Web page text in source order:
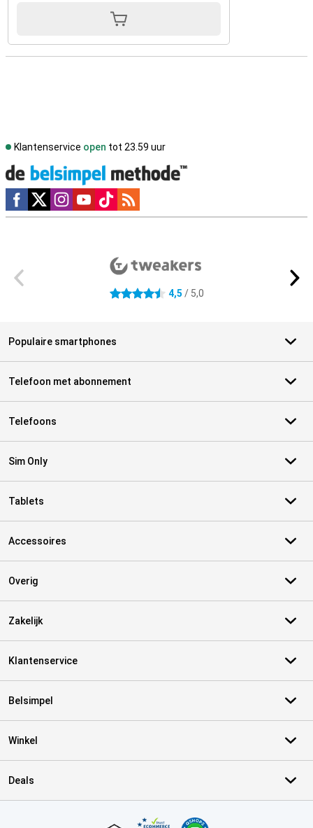
Klantenservice open tot 23.59 uur
Social media
4.5 sterren 4,5 / 5,0
Populaire smartphones
Telefoon met abonnement
Telefoons
Sim Only
Tablets
Accessoires
Overig
Zakelijk
Klantenservice
Belsimpel
Winkel
Deals